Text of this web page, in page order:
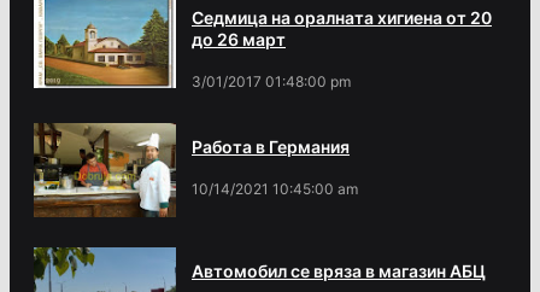
Седмица на оралната хигиена от 20
до 26 март
3/01/2017 01:48:00 pm
Работа в Германия
10/14/2021 10:45:00 am
Автомобил се вряза в магазин АБЦ